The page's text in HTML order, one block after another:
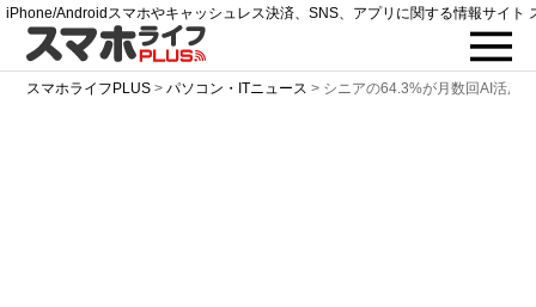
iPhone/Androidスマホやキャッシュレス決済、SNS、アプリに関する情報サイト
スマホライフPLUS >パソコン・ITニュース > シニアの64.3%が月数回AI活用